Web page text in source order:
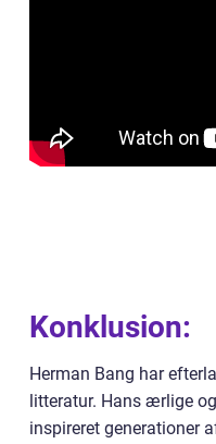
Konklusion:
Herman Bang har
litteratur. Hans ærlige
inspireret generationer